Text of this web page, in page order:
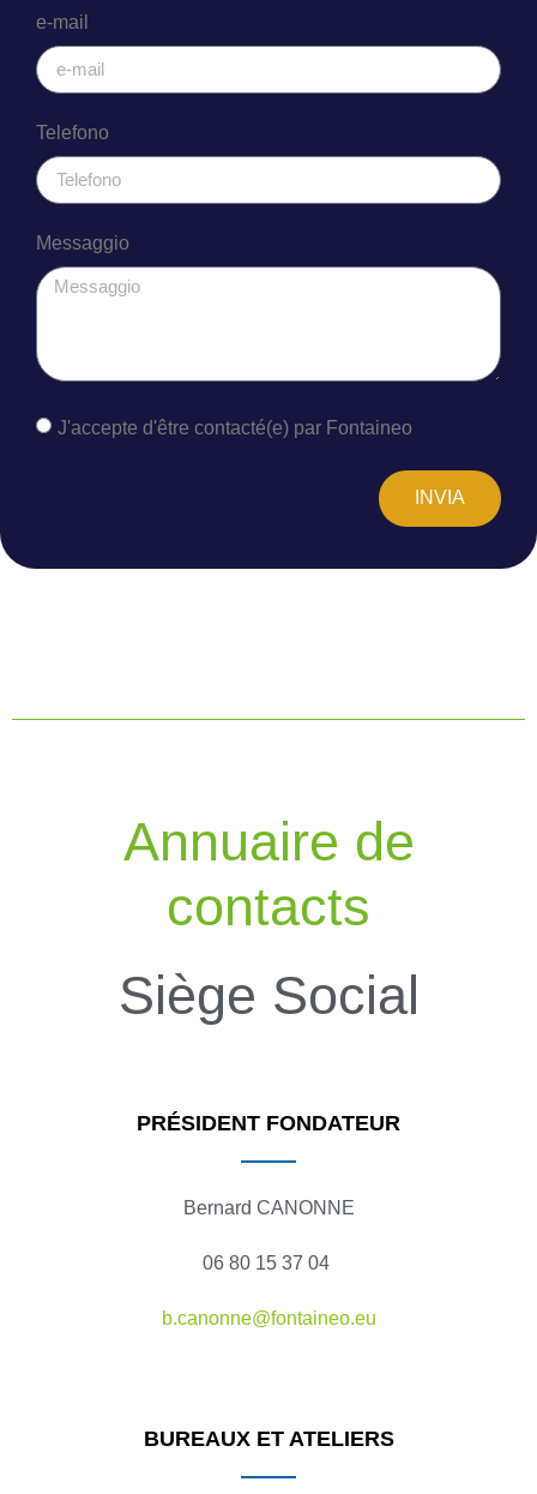
e-mail
Telefono
Messaggio
J'accepte d'être contacté(e) par Fontaineo
INVIA
Annuaire de
contacts
Siège Social
PRÉSIDENT FONDATEUR
Bernard CANONNE
06 80 15 37 04
b.canonne@fontaineo.eu
BUREAUX ET ATELIERS